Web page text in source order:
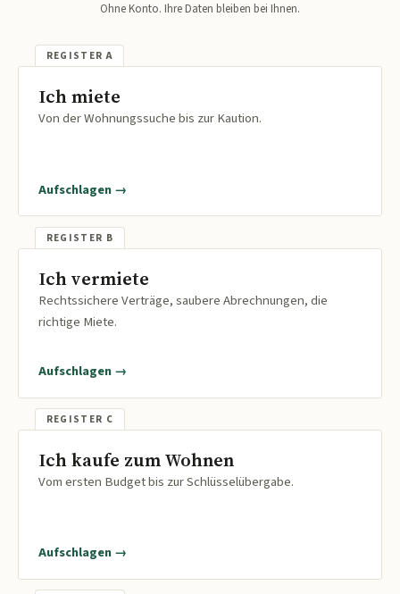
Ohne Konto. Ihre Daten bleiben bei Ihnen.
Ich miete
Von der Wohnungssuche bis zur Kaution.
Aufschlagen →
Ich vermiete
Rechtssichere Verträge, saubere Abrechnungen, die
richtige Miete.
Aufschlagen →
Ich kaufe zum Wohnen
Vom ersten Budget bis zur Schlüsselübergabe.
Aufschlagen →